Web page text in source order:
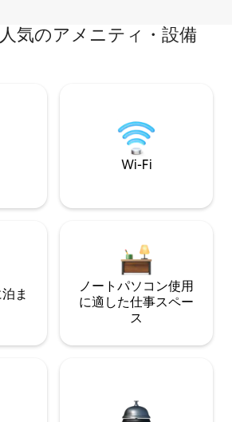
気のアメニティ・設備
Wi-Fi
ま
ノートパソコン使用
に適した仕事スペー
ス